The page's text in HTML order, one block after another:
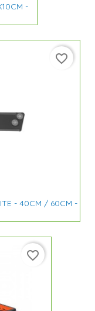
-
- 40CM / 60CM -
favorite_border
favorite_border